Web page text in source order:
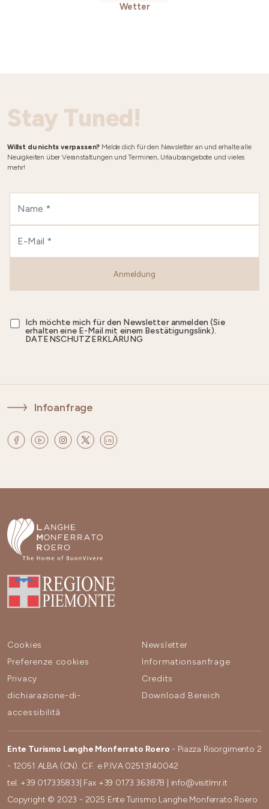
Wetter
Stay Tuned!
Willst du nichts verpassen? Melde dich für den Newsletter an und erhalte alle
Neuigkeiten über Veranstaltungen und Terminen, Urlaubsangebote und vieles
mehr!
Anmeldung
Ich möchte mich für den Newsletter anmelden (Sie
erhalten eine E-Mail mit einem Bestätigungslink).
DATENSCHUTZERKLÄRUNG
Infoanfrage
Cookies
Preferenze cookies
Privacy
dichiarazione-di-
accessibilità
Newsletter
Informationsanfrage
Credits
Download Bereich
Ente Turismo Langhe Monferrato Roero - Piazza Risorgimento 2
- 12051 ALBA (CN). C.F. e P.IVA 02513140042
tel. +39 017335833 | Fax +39 0173 363878
info@visitlmr.it
Copyright © 2023 - 2025 Ente Turismo Langhe Monferrato Roero